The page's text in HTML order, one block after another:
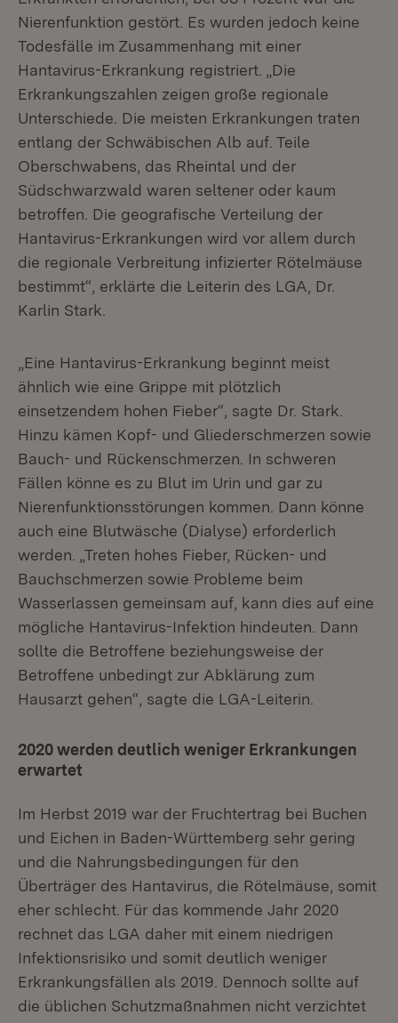
Nierenfunktion gestört. Es wurden jedoch keine
Todesfälle im Zusammenhang mit einer
Hantavirus-Erkrankung registriert. „Die
Erkrankungszahlen zeigen große regionale
Unterschiede. Die meisten Erkrankungen traten
entlang der Schwäbischen Alb auf. Teile
Oberschwabens, das Rheintal und der
Südschwarzwald waren seltener oder kaum
betroffen. Die geografische Verteilung der
Hantavirus-Erkrankungen wird vor allem durch
die regionale Verbreitung infizierter Rötelmäuse
bestimmt“, erklärte die Leiterin des LGA, Dr.
Karlin Stark.
„Eine Hantavirus-Erkrankung beginnt meist
ähnlich wie eine Grippe mit plötzlich
einsetzendem hohen Fieber“, sagte Dr. Stark.
Hinzu kämen Kopf- und Gliederschmerzen sowie
Bauch- und Rückenschmerzen. In schweren
Fällen könne es zu Blut im Urin und gar zu
Nierenfunktionsstörungen kommen. Dann könne
auch eine Blutwäsche (Dialyse) erforderlich
werden. „Treten hohes Fieber, Rücken- und
Bauchschmerzen sowie Probleme beim
Wasserlassen gemeinsam auf, kann dies auf eine
mögliche Hantavirus-Infektion hindeuten. Dann
sollte die Betroffene beziehungsweise der
Betroffene unbedingt zur Abklärung zum
Hausarzt gehen“, sagte die LGA-Leiterin.
2020 werden deutlich weniger Erkrankungen
erwartet
Im Herbst 2019 war der Fruchtertrag bei Buchen
und Eichen in Baden-Württemberg sehr gering
und die Nahrungsbedingungen für den
Überträger des Hantavirus, die Rötelmäuse, somit
eher schlecht. Für das kommende Jahr 2020
rechnet das LGA daher mit einem niedrigen
Infektionsrisiko und somit deutlich weniger
Erkrankungsfällen als 2019. Dennoch sollte auf
die üblichen Schutzmaßnahmen nicht verzichtet